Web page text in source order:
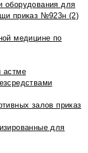
оборудования для
приказ №923н (2)
медицине по
астме
залов приказ
для